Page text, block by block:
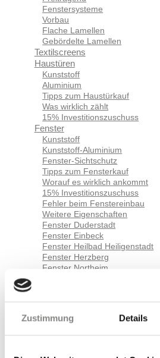
Zustimmung Details
Fenstersysteme
Vorbau
Flache Lamellen
Gebördelte Lamellen
Textilscreens
Haustüren
Kunststoff
Aluminium
Tipps zum Haustürkauf
Was wirklich zählt
15% Investitionszuschuss
Fenster
Kunststoff
Kunststoff-Aluminium
Fenster-Sichtschutz
Tipps zum Fensterkauf
Worauf es wirklich ankommt
15% Investitionszuschuss
Fehler beim Fenstereinbau
Weitere Eigenschaften
Fenster Duderstadt
Fenster Einbeck
Fenster Heilbad Heiligenstadt
Fenster Herzberg
Fenster Northeim
Balkontüren
Smart Home
Sitemap